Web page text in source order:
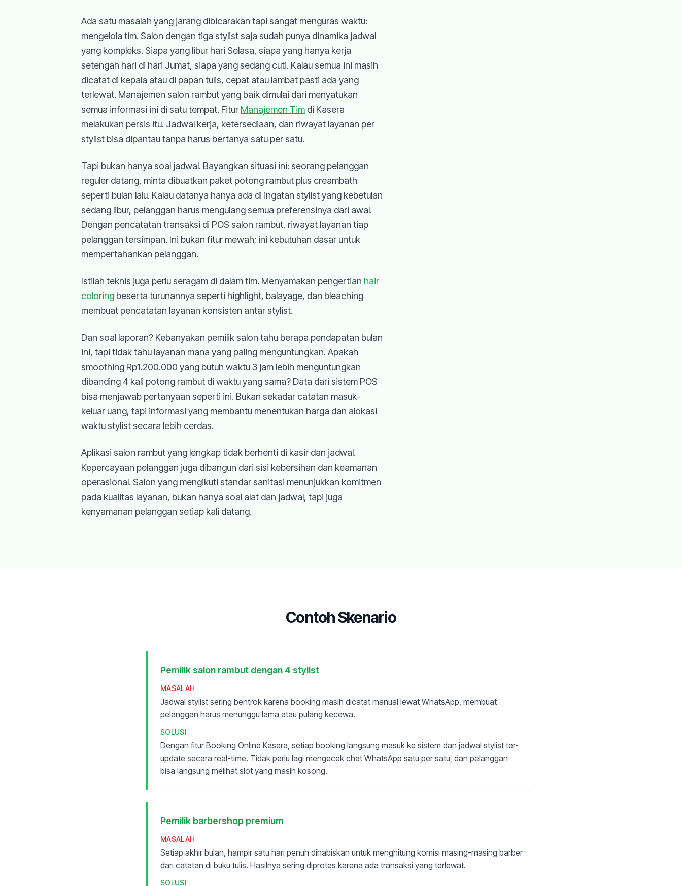
Ada satu masalah yang jarang dibicarakan tapi sangat menguras waktu:
mengelola tim. Salon dengan tiga stylist saja sudah punya dinamika jadwal
yang kompleks. Siapa yang libur hari Selasa, siapa yang hanya kerja
setengah hari di hari Jumat, siapa yang sedang cuti. Kalau semua ini masih
dicatat di kepala atau di papan tulis, cepat atau lambat pasti ada yang
terlewat. Manajemen salon rambut yang baik dimulai dari menyatukan
semua informasi ini di satu tempat. Fitur Manajemen Tim di Kasera
melakukan persis itu. Jadwal kerja, ketersediaan, dan riwayat layanan per
stylist bisa dipantau tanpa harus bertanya satu per satu.
Tapi bukan hanya soal jadwal. Bayangkan situasi ini: seorang pelanggan
reguler datang, minta dibuatkan paket potong rambut plus creambath
seperti bulan lalu. Kalau datanya hanya ada di ingatan stylist yang kebetulan
sedang libur, pelanggan harus mengulang semua preferensinya dari awal.
Dengan pencatatan transaksi di POS salon rambut, riwayat layanan tiap
pelanggan tersimpan. Ini bukan fitur mewah; ini kebutuhan dasar untuk
mempertahankan pelanggan.
Istilah teknis juga perlu seragam di dalam tim. Menyamakan pengertian hair
coloring beserta turunannya seperti highlight, balayage, dan bleaching
membuat pencatatan layanan konsisten antar stylist.
Dan soal laporan? Kebanyakan pemilik salon tahu berapa pendapatan bulan
ini, tapi tidak tahu layanan mana yang paling menguntungkan. Apakah
smoothing Rp1.200.000 yang butuh waktu 3 jam lebih menguntungkan
dibanding 4 kali potong rambut di waktu yang sama? Data dari sistem POS
bisa menjawab pertanyaan seperti ini. Bukan sekadar catatan masuk-
keluar uang, tapi informasi yang membantu menentukan harga dan alokasi
waktu stylist secara lebih cerdas.
Aplikasi salon rambut yang lengkap tidak berhenti di kasir dan jadwal.
Kepercayaan pelanggan juga dibangun dari sisi kebersihan dan keamanan
operasional. Salon yang mengikuti standar sanitasi menunjukkan komitmen
pada kualitas layanan, bukan hanya soal alat dan jadwal, tapi juga
kenyamanan pelanggan setiap kali datang.
Contoh Skenario
Pemilik salon rambut dengan 4 stylist
MASALAH
Jadwal stylist sering bentrok karena booking masih dicatat manual lewat WhatsApp, membuat
pelanggan harus menunggu lama atau pulang kecewa.
SOLUSI
Dengan fitur Booking Online Kasera, setiap booking langsung masuk ke sistem dan jadwal stylist ter-
update secara real-time. Tidak perlu lagi mengecek chat WhatsApp satu per satu, dan pelanggan
bisa langsung melihat slot yang masih kosong.
Pemilik barbershop premium
MASALAH
Setiap akhir bulan, hampir satu hari penuh dihabiskan untuk menghitung komisi masing-masing barber
dari catatan di buku tulis. Hasilnya sering diprotes karena ada transaksi yang terlewat.
SOLUSI